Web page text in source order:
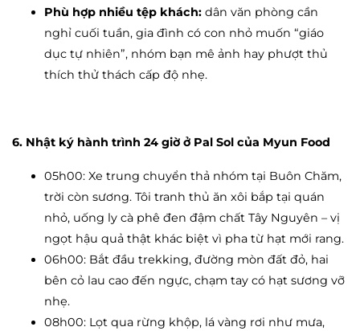
Phù hợp nhiều tệp khách: dân văn phòng cần
nghỉ cuối tuần, gia đình có con nhỏ muốn “giáo
dục tự nhiên”, nhóm bạn mê ảnh hay phượt thủ
thích thử thách cấp độ nhẹ.
6. Nhật ký hành trình 24 giờ ở Pal Sol của Myun Food
05h00: Xe trung chuyển thả nhóm tại Buôn Chăm,
trời còn sương. Tôi tranh thủ ăn xôi bắp tại quán
nhỏ, uống ly cà phê đen đậm chất Tây Nguyên – vị
ngọt hậu quả thật khác biệt vì pha từ hạt mới rang.
06h00: Bắt đầu trekking, đường mòn đất đỏ, hai
bên cỏ lau cao đến ngực, chạm tay có hạt sương vỡ
nhẹ.
08h00: Lọt qua rừng khộp, lá vàng rơi như mưa,